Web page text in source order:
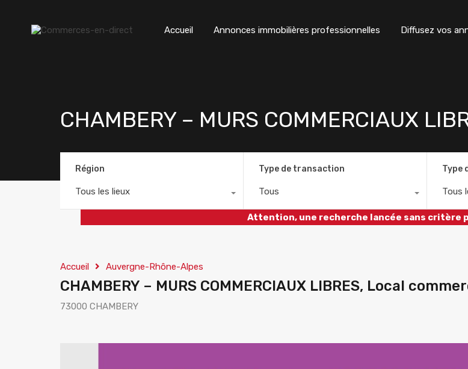
Accueil Annonces immobilières professionnelles Diffusez vos
CHAMBERY – MURS COMMERCIAUX
Région
Tous les lieux
Type de transaction
Tous
Type
Tous
Attention, une recherche lancée sans critère
Accueil Auvergne-Rhône-Alpes
CHAMBERY – MURS COMMERCIAUX LIBRES, Local
73000 CHAMBERY